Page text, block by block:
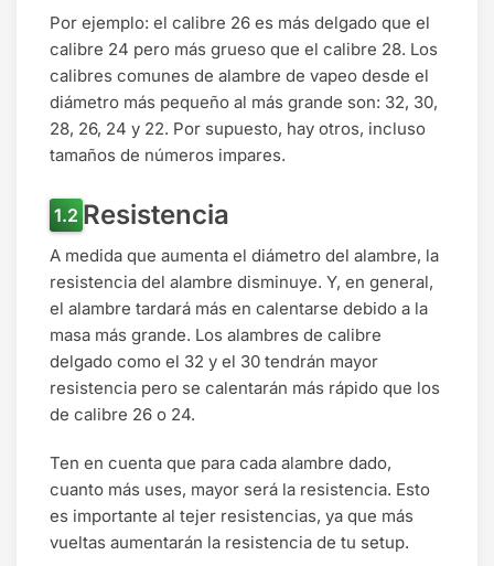
Por ejemplo: el calibre 26 es más delgado que el
calibre 24 pero más grueso que el calibre 28. Los
calibres comunes de alambre de vapeo desde el
diámetro más pequeño al más grande son: 32, 30,
28, 26, 24 y 22. Por supuesto, hay otros, incluso
tamaños de números impares.
Resistencia
A medida que aumenta el diámetro del alambre, la
resistencia del alambre disminuye. Y, en general,
el alambre tardará más en calentarse debido a la
masa más grande. Los alambres de calibre
delgado como el 32 y el 30 tendrán mayor
resistencia pero se calentarán más rápido que los
de calibre 26 o 24.
Ten en cuenta que para cada alambre dado,
cuanto más uses, mayor será la resistencia. Esto
es importante al tejer resistencias, ya que más
vueltas aumentarán la resistencia de tu setup.